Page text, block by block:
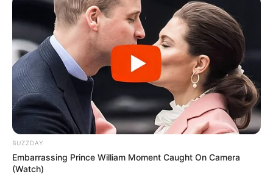
BUZZDAY
Embarrassing Prince William Moment Caught On Camera
(Watch)